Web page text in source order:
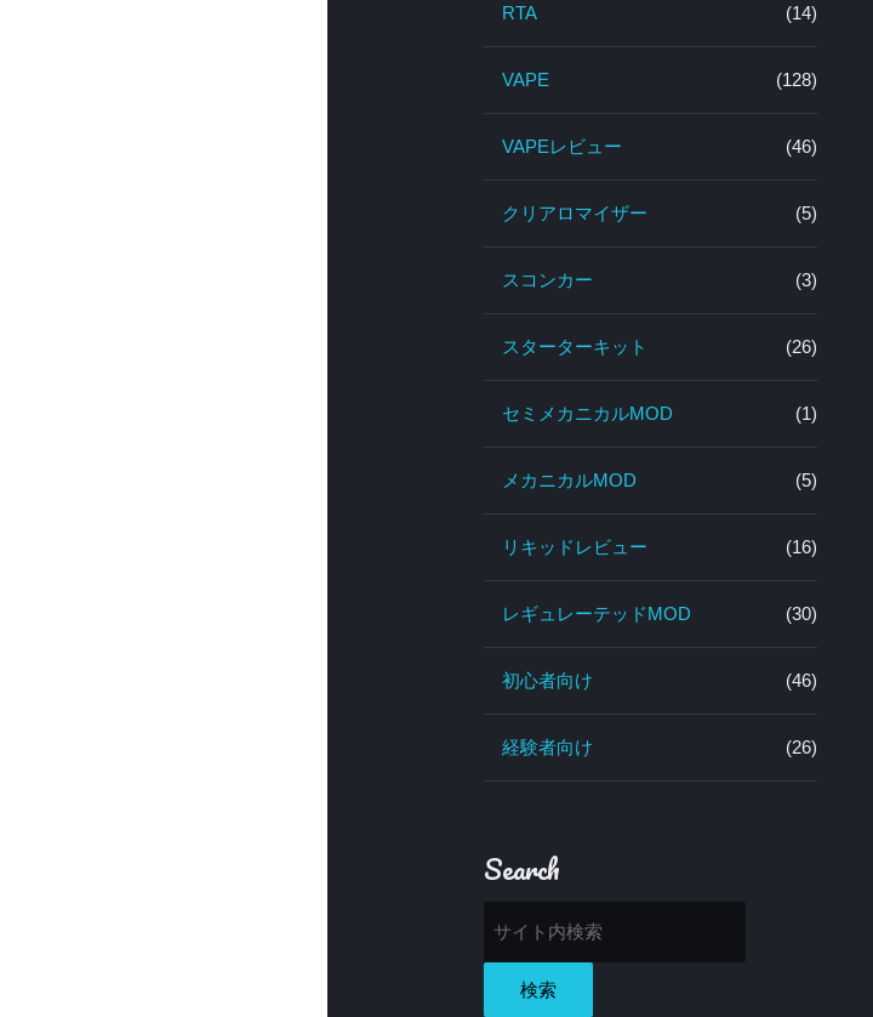
RTA (14)
VAPE (128)
VAPEレビュー (46)
クリアロマイザー (5)
スコンカー (3)
スターターキット (26)
セミメカニカルMOD (1)
メカニカルMOD (5)
リキッドレビュー (16)
レギュレーテッドMOD (30)
初心者向け (46)
経験者向け (26)
Search